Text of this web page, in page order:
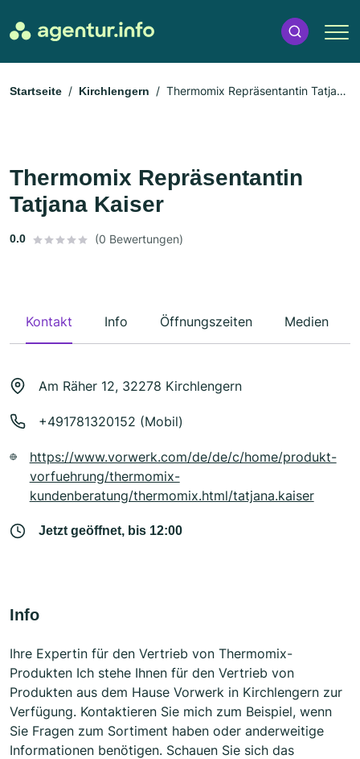
Startseite Kirchlengern
Thermomix Repräsentantin Tatjana
Thermomix Repräsentantin
Tatjana Kaiser
0.0 (0 Bewertungen)
Kontakt Info Öffnungszeiten Medien
Am Räher 12, 32278 Kirchlengern
+491781320152 (Mobil)
https://www.vorwerk.com/de/de/c/home/produkt-
vorfuehrung/thermomix-
kundenberatung/thermomix.html/tatjana.kaiser
Jetzt geöffnet, bis 12:00
Info
Ihre Expertin für den Vertrieb von Thermomix-
Produkten Ich stehe Ihnen für den Vertrieb von
Produkten aus dem Hause Vorwerk in Kirchlengern zur
Verfügung. Kontaktieren Sie mich zum Beispiel, wenn
Sie Fragen zum Sortiment haben oder anderweitige
Informationen benötigen. Schauen Sie sich das